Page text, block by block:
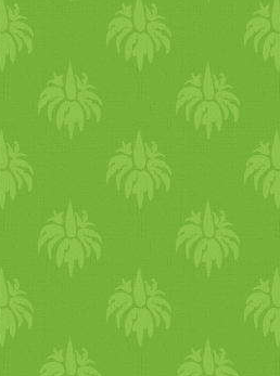
A rákellenes
gátolják
gyomor,
sebekre,
ham arab bi
ki ahagyma